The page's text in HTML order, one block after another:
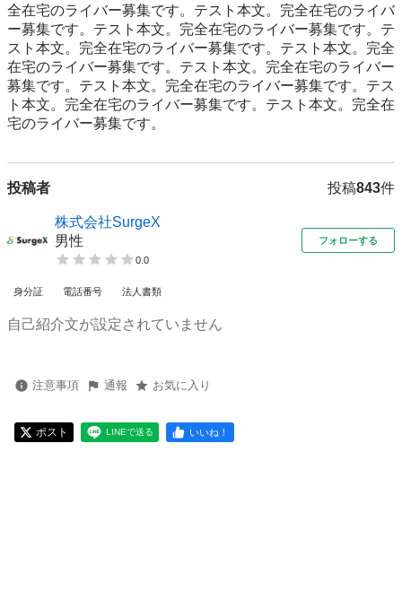
全在宅のライバー募集です。テスト本文。完全在宅のライバ
ー募集です。テスト本文。完全在宅のライバー募集です。テ
スト本文。完全在宅のライバー募集です。テスト本文。完全
在宅のライバー募集です。テスト本文。完全在宅のライバー
募集です。テスト本文。完全在宅のライバー募集です。テス
ト本文。完全在宅のライバー募集です。テスト本文。完全在
宅のライバー募集です。
投稿者 投稿843件
株式会社SurgeX
男性
0.0
フォローする
身分証 電話番号 法人書類
自己紹介文が設定されていません
注意事項 通報 お気に入り
ポスト LINEで送る いいね！